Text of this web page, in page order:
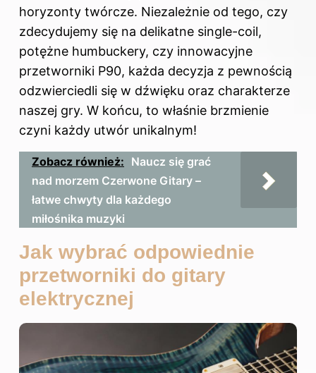
horyzonty twórcze. Niezależnie od tego, czy
zdecydujemy się na delikatne single-coil,
potężne humbuckery, czy innowacyjne
przetworniki P90, każda decyzja z pewnością
odzwierciedli się w dźwięku oraz charakterze
naszej gry. W końcu, to właśnie brzmienie
czyni każdy utwór unikalnym!
Zobacz również: Naucz się grać
nad morzem Czerwone Gitary –
łatwe chwyty dla każdego
miłośnika muzyki
Jak wybrać odpowiednie
przetworniki do gitary
elektrycznej